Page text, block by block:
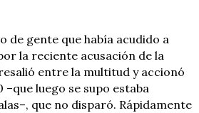
de gente que había acudido a
la reciente acusación de la
entre la multitud y accionó
luego se supo estaba
que no disparó. Rápidamente